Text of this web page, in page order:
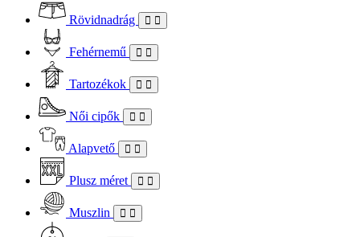
Rövidnadrág
Fehérnemű
Tartozékok
Női cipők
Alapvető
Plusz méret
Muszlin